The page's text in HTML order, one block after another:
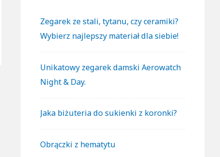
Zegarek ze stali, tytanu, czy ceramiki?
Wybierz najlepszy materiał dla siebie!
Unikatowy zegarek damski Aerowatch
Night & Day.
Jaka biżuteria do sukienki z koronki?
Obrączki z hematytu